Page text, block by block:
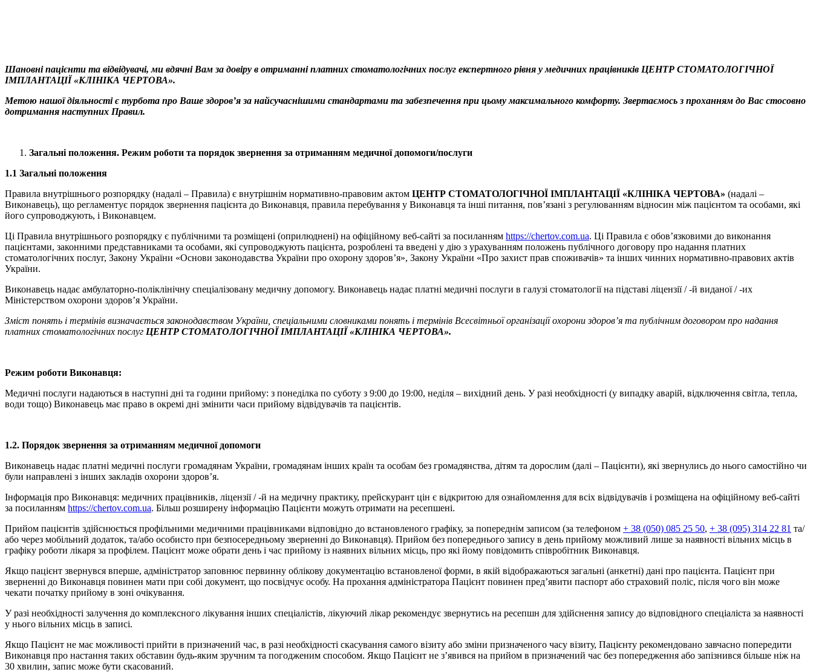
Шановні пацієнти та відвідувачі, ми вдячні Вам за довіру в отриманні платних стоматологічних послуг експертного рівня у медичних працівників ЦЕНТР СТОМАТОЛОГІЧНОЇ
ІМПЛАНТАЦІЇ «КЛІНІКА ЧЕРТОВА».
Метою нашої діяльності є турбота про Ваше здоров’я за найсучаснішими стандартами та забезпечення при цьому максимального комфорту. Звертаємось з проханням до Вас стосовно
дотримання наступних Правил.
Загальні положення. Режим роботи та порядок звернення за отриманням медичної допомоги/послуги
1.1 Загальні положення
Правила внутрішнього розпорядку (надалі – Правила) є внутрішнім нормативно-правовим актом ЦЕНТР СТОМАТОЛОГІЧНОЇ ІМПЛАНТАЦІЇ «КЛІНІКА ЧЕРТОВА» (надалі –
Виконавець), що регламентує порядок звернення пацієнта до Виконавця, правила перебування у Виконавця та інші питання, пов’язані з регулюванням відносин між пацієнтом та особами, які
його супроводжують, і Виконавцем.
Ці Правила внутрішнього розпорядку є публічними та розміщені (оприлюднені) на офіційному веб-сайті за посиланням https://chertov.com.ua. Ці Правила є обов’язковими до виконання
пацієнтами, законними представниками та особами, які супроводжують пацієнта, розроблені та введені у дію з урахуванням положень публічного договору про надання платних
стоматологічних послуг, Закону України «Основи законодавства України про охорону здоров’я», Закону України «Про захист прав споживачів» та інших чинних нормативно-правових актів
України.
Виконавець надає амбулаторно-поліклінічну спеціалізовану медичну допомогу. Виконавець надає платні медичні послуги в галузі стоматології на підставі ліцензії / -й виданої / -их
Міністерством охорони здоров’я України.
Зміст понять і термінів визначається законодавством України, спеціальними словниками понять і термінів Всесвітньої організації охорони здоров’я та публічним договором про надання
платних стоматологічних послуг ЦЕНТР СТОМАТОЛОГІЧНОЇ ІМПЛАНТАЦІЇ «КЛІНІКА ЧЕРТОВА».
Режим роботи Виконавця:
Медичні послуги надаються в наступні дні та години прийому: з понеділка по суботу з 9:00 до 19:00, неділя – вихідний день. У разі необхідності (у випадку аварій, відключення світла, тепла,
води тощо) Виконавець має право в окремі дні змінити часи прийому відвідувачів та пацієнтів.
1.2. Порядок звернення за отриманням медичної допомоги
Виконавець надає платні медичні послуги громадянам України, громадянам інших країн та особам без громадянства, дітям та дорослим (далі – Пацієнти), які звернулись до нього самостійно чи
були направлені з інших закладів охорони здоров’я.
Інформація про Виконавця: медичних працівників, ліцензії / -й на медичну практику, прейскурант цін є відкритою для ознайомлення для всіх відвідувачів і розміщена на офіційному веб-сайті
за посиланням https://chertov.com.ua. Більш розширену інформацію Пацієнти можуть отримати на ресепшені.
Прийом пацієнтів здійснюється профільними медичними працівниками відповідно до встановленого графіку, за попереднім записом (за телефоном + 38 (050) 085 25 50, + 38 (095) 314 22 81 та/
або через мобільний додаток, та/або особисто при безпосередньому зверненні до Виконавця). Прийом без попереднього запису в день прийому можливий лише за наявності вільних місць в
графіку роботи лікаря за профілем. Пацієнт може обрати день і час прийому із наявних вільних місць, про які йому повідомить співробітник Виконавця.
Якщо пацієнт звернувся вперше, адміністратор заповнює первинну облікову документацію встановленої форми, в якій відображаються загальні (анкетні) дані про пацієнта. Пацієнт при
зверненні до Виконавця повинен мати при собі документ, що посвідчує особу. На прохання адміністратора Пацієнт повинен пред’явити паспорт або страховий поліс, після чого він може
чекати початку прийому в зоні очікування.
У разі необхідності залучення до комплексного лікування інших спеціалістів, лікуючий лікар рекомендує звернутись на ресепшн для здійснення запису до відповідного спеціаліста за наявності
у нього вільних місць в записі.
Якщо Пацієнт не має можливості прийти в призначений час, в разі необхідності скасування самого візиту або зміни призначеного часу візиту, Пацієнту рекомендовано завчасно попередити
Виконавця про настання таких обставин будь-яким зручним та погодженим способом. Якщо Пацієнт не з’явився на прийом в призначений час без попередження або запізнився більше ніж на
30 хвилин, запис може бути скасований.